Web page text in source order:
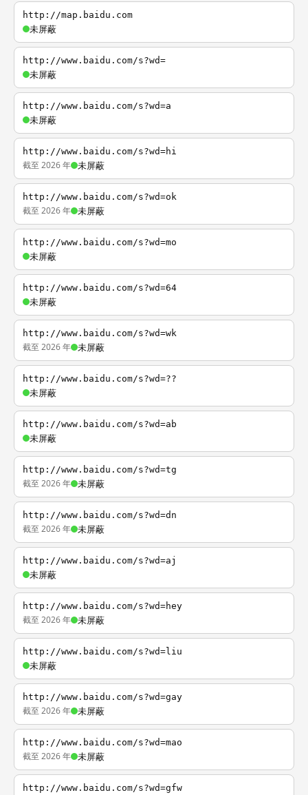
http://map.baidu.com
未屏蔽
http://www.baidu.com/s?wd=
未屏蔽
http://www.baidu.com/s?wd=a
未屏蔽
http://www.baidu.com/s?wd=hi
截至 2026 年 未屏蔽
http://www.baidu.com/s?wd=ok
截至 2026 年 未屏蔽
http://www.baidu.com/s?wd=mo
未屏蔽
http://www.baidu.com/s?wd=64
未屏蔽
http://www.baidu.com/s?wd=wk
截至 2026 年 未屏蔽
http://www.baidu.com/s?wd=??
未屏蔽
http://www.baidu.com/s?wd=ab
未屏蔽
http://www.baidu.com/s?wd=tg
截至 2026 年 未屏蔽
http://www.baidu.com/s?wd=dn
截至 2026 年 未屏蔽
http://www.baidu.com/s?wd=aj
未屏蔽
http://www.baidu.com/s?wd=hey
截至 2026 年 未屏蔽
http://www.baidu.com/s?wd=liu
未屏蔽
http://www.baidu.com/s?wd=gay
截至 2026 年 未屏蔽
http://www.baidu.com/s?wd=mao
截至 2026 年 未屏蔽
http://www.baidu.com/s?wd=gfw